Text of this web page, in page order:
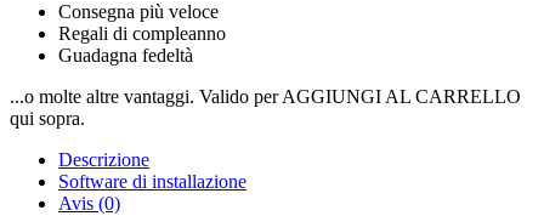
Consegna più veloce
Regali di compleanno
Guadagna fedeltà
...o molte altre vantaggi. Valido per AGGIUNGI AL CARRELLO
qui sopra.
Descrizione
Software di installazione
Avis (0)